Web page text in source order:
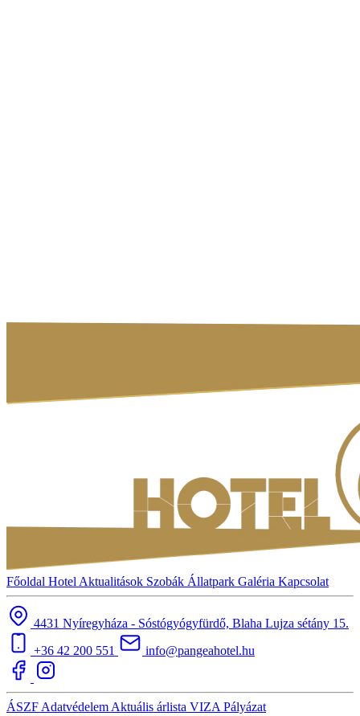
Főoldal Hotel Aktualitások Szobák Állatpark Galéria Kapcsolat
4431 Nyíregyháza - Sóstógyógyfürdő, Blaha Lujza sétány 15.
+36 42 200 551
info@pangeahotel.hu
ÁSZF Adatvédelem Aktuális árlista VIZA Pályázat